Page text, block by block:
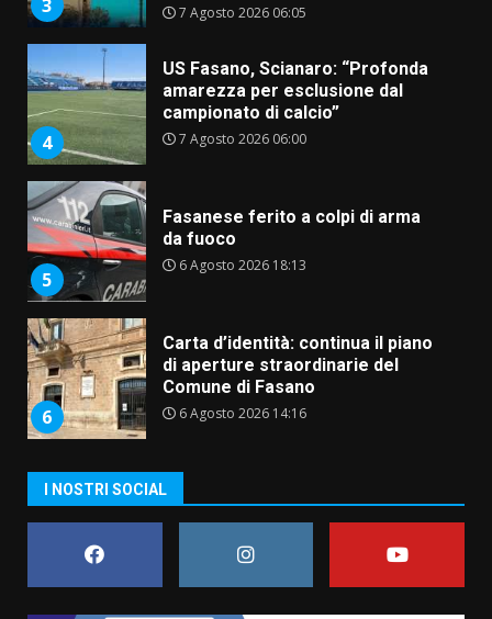
4 7 Agosto 2026 06:00
5
Fasanese ferito a colpi di arma
da fuoco
6 Agosto 2026 18:13
6
Carta d’identità: continua il piano
di aperture straordinarie del
Comune di Fasano
7
Grazia Neglia, coordinatrice
cittadina di Fratelli d’Italia,
pronta a tornare in Consiglio
comunale
Savelletri in festa, domani sera
grande spettacolo con Uccio De
8 Agosto 2026 07:30
I NOSTRI SOCIAL